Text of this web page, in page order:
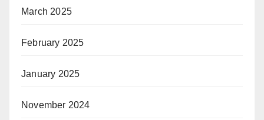
March 2025
February 2025
January 2025
November 2024